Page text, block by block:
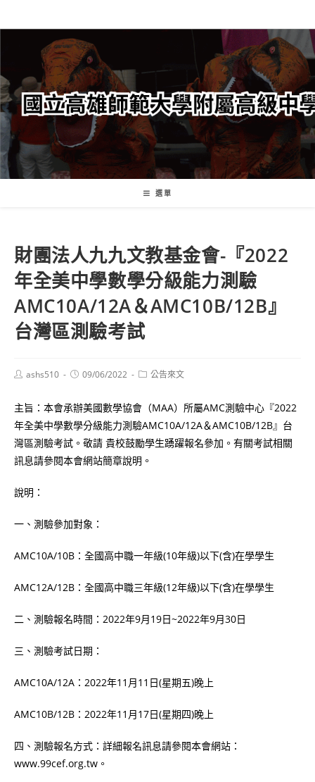
轉
要
內
容
選單
財團法人九九文教基金會-『2022
年全美中學數學分級能力測驗
AMC10A/12A＆AMC10B/12B』
台灣區測驗考試
Postashs510
Post09/06/2022
Post公告來文
主旨：本會承辦美國數學協會（MAA）所屬AMC測驗中心『2022
年全美中學數學分級能力測驗AMC10A/12A＆AMC10B/12B』台
灣區測驗考試。敬請 貴校鼓勵學生踴躍報名參加。有關考試相關
訊息請參閱本會網站簡章說明。
說明：
一、測驗參加對象：
AMC10A/10B：全國高中職一年級(10年級)以下(含)在學學生
AMC12A/12B：全國高中職三年級(12年級)以下(含)在學學生
二、測驗報名時間：2022年9月19日~2022年9月30日
三、測驗考試日期：
AMC10A/12A：2022年11月11日(星期五)晚上
AMC10B/12B：2022年11月17日(星期四)晚上
四、測驗報名方式：詳細報名訊息請參閱本會網站：
www.99cef.org.tw。